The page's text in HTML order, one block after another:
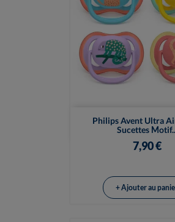
Philips Avent Ultra
Sucettes
7,90 €
Vue
+ Ajouter au